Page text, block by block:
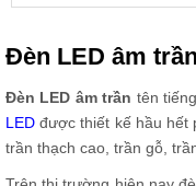
Đèn LED âm
Đèn LED âm trần tên
LED được thiết kế hầu hết
trần thạch cao, trần gỗ,